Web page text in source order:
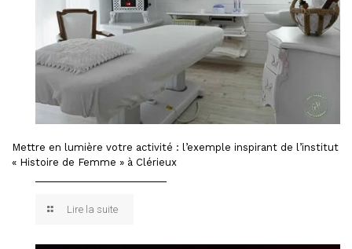
Mettre en lumière votre activité : l’exemple inspirant de l’institut
« Histoire de Femme » à Clérieux
Lire la suite